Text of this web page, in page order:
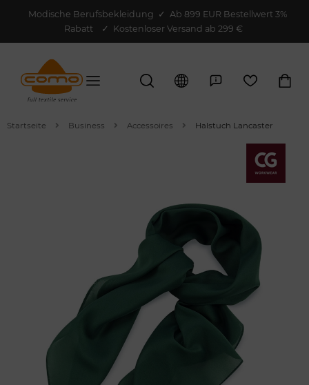
Modische Berufsbekleidung ✓ Ab 899 EUR Bestellwert 3%
Rabatt
✓ Kostenloser Versand ab 299 €
Startseite Business Accessoires Halstuch Lancaster